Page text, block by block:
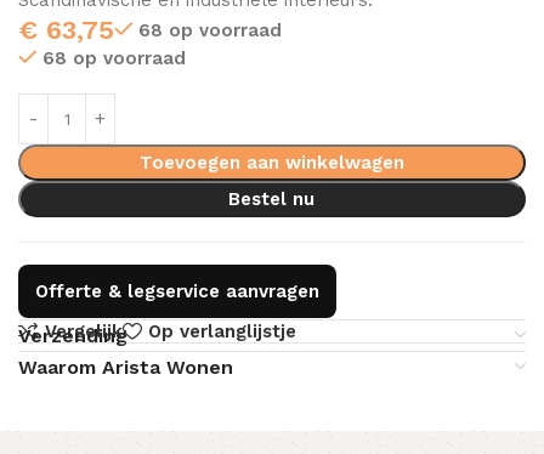
€ 63,75
68 op voorraad
68 op voorraad
Toevoegen aan winkelwagen
Bestel nu
Offerte & legservice aanvragen
Vergelijk
Op verlanglijstje
Verzending
Waarom Arista Wonen